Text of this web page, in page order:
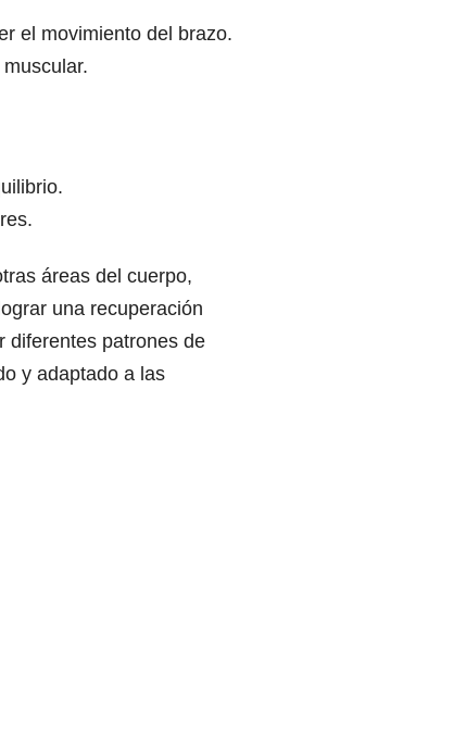
el movimiento del brazo.
áreas del cuerpo,
una recuperación
diferentes patrones de
y adaptado a las